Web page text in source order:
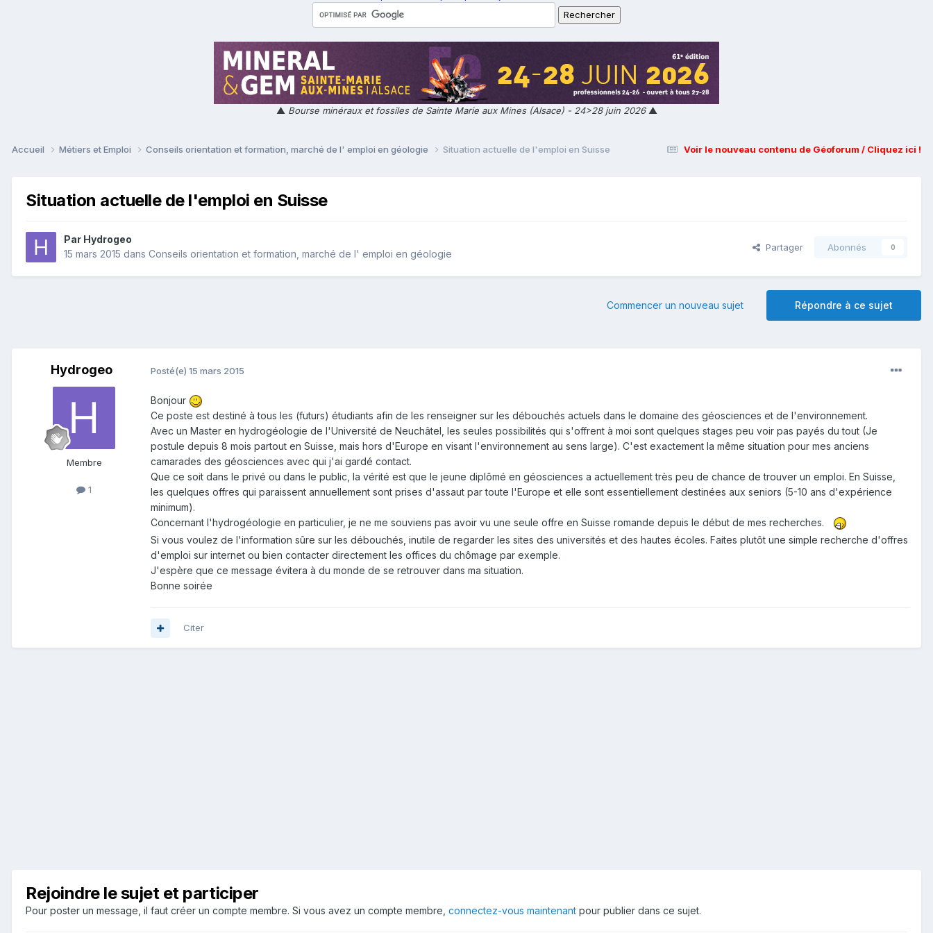
▲ Bourse minéraux et fossiles de Sainte Marie aux Mines (Alsace) - 24>28 juin 2026▲
Voir le nouveau contenu de Géoforum / Cliquez ici !
Accueil Métiers et Emploi Conseils orientation et formation, marché de l' emploi en géologie Situation actuelle de l'emploi en Suisse
Situation actuelle de l'emploi en Suisse
Par Hydrogeo
15 mars 2015 dans Conseils orientation et formation, marché de l' emploi en géologie
Partager Abonnés 0
Répondre à ce sujet
Commencer un nouveau sujet
Hydrogeo
Membre
1
Posté(e) 15 mars 2015
Bonjour
Ce poste est destiné à tous les (futurs) étudiants afin de les renseigner sur les débouchés actuels dans le domaine des géosciences et de l'environnement.
Avec un Master en hydrogéologie de l'Université de Neuchâtel, les seules possibilités qui s'offrent à moi sont quelques stages peu voir pas payés du tout (Je
postule depuis 8 mois partout en Suisse, mais hors d'Europe en visant l'environnement au sens large). C'est exactement la même situation pour mes anciens
camarades des géosciences avec qui j'ai gardé contact.
Que ce soit dans le privé ou dans le public, la vérité est que le jeune diplômé en géosciences a actuellement très peu de chance de trouver un emploi. En Suisse,
les quelques offres qui paraissent annuellement sont prises d'assaut par toute l'Europe et elle sont essentiellement destinées aux seniors (5-10 ans d'expérience
minimum).
Concernant l'hydrogéologie en particulier, je ne me souviens pas avoir vu une seule offre en Suisse romande depuis le début de mes recherches.
Si vous voulez de l'information sûre sur les débouchés, inutile de regarder les sites des universités et des hautes écoles. Faites plutôt une simple recherche d'offres
d'emploi sur internet ou bien contacter directement les offices du chômage par exemple.
J'espère que ce message évitera à du monde de se retrouver dans ma situation.
Bonne soirée
Citer
Rejoindre le sujet et participer
Pour poster un message, il faut créer un compte membre. Si vous avez un compte membre, connectez-vous maintenant pour publier dans ce sujet.